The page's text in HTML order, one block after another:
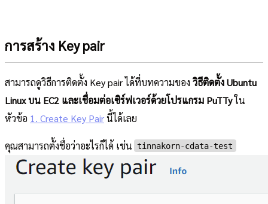
การสร้าง Key pair
สามารถดูวิธีการติดตั้ง Key pair ได้ที่บทความของ วิธีติดตั้ง Ubuntu
Linux บน EC2 และเชื่อมต่อเซิร์ฟเวอร์ด้วยโปรแกรม PuTTyใน
หัวข้อ 1. Create Key Pairนี้ได้เลย
คุณสามารถตั้งชื่อว่าอะไรก็ได้ เช่น tinnakorn-cdata-test